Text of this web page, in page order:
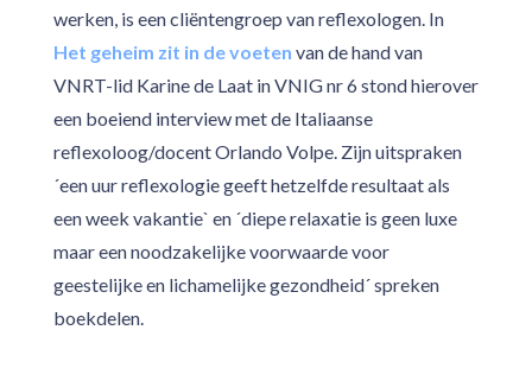
werken, is een cliëntengroep van reflexologen. In
Het geheim zit in de voeten van de hand van
VNRT-lid Karine de Laat in VNIG nr 6 stond hierover
een boeiend interview met de Italiaanse
reflexoloog/docent Orlando Volpe. Zijn uitspraken
´een uur reflexologie geeft hetzelfde resultaat als
een week vakantie` en ´diepe relaxatie is geen luxe
maar een noodzakelijke voorwaarde voor
geestelijke en lichamelijke gezondheid´ spreken
boekdelen.